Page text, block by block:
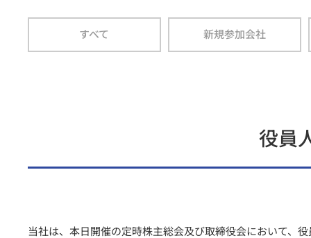
すべて 新規参加会社
役員
当社は、本日開催の定時株主総会及び取締役会において、